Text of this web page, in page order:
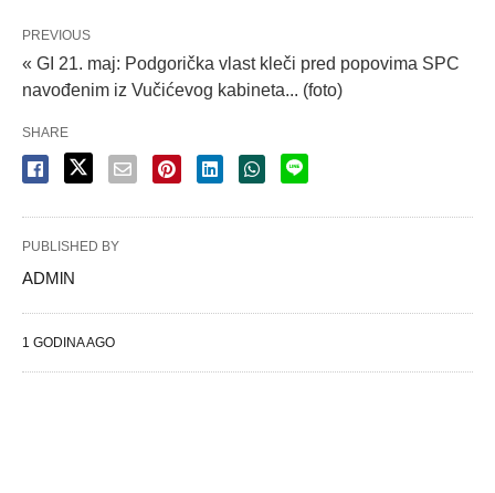
PREVIOUS
« GI 21. maj: Podgorička vlast kleči pred popovima SPC
navođenim iz Vučićevog kabineta... (foto)
SHARE
PUBLISHED BY
ADMlN
1 GODINA AGO